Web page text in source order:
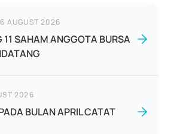
AUGUST 2026
11 SAHAM ANGGOTA BURSA
2026
BULAN APRIL CATAT